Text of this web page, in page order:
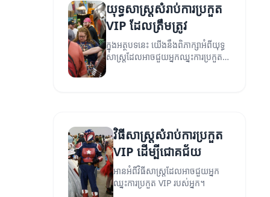
យុទ្ធសាស្ត្រសំរាប់ការប្រកួត
VIP ដែលត្រឹមត្រូវ
ក្នុងអត្ថបទនេះ យើងនឹងពិភាក្សាអំពីយុទ្ធ
សាស្ត្រដែលអាចជួយអ្នកឈ្នះការប្រកួត
VIP។
វិធីសាស្ត្រសំរាប់ការប្រកួត
VIP ដើម្បីជោគជ័យ
អានអំពីវិធីសាស្ត្រដែលអាចជួយអ្នក
ឈ្នះការប្រកួត VIP របស់អ្នក។